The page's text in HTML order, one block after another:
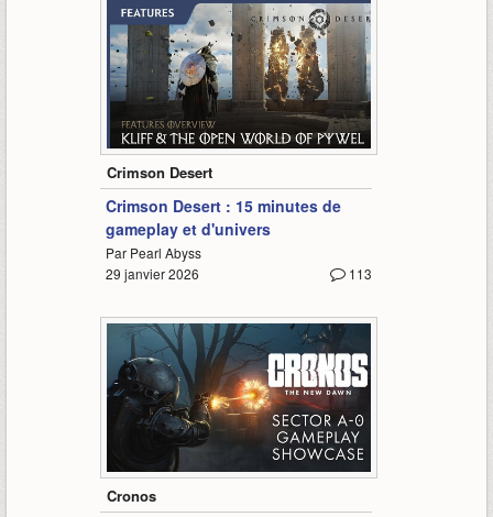
15:19
Crimson Desert
Crimson Desert : 15 minutes de
gameplay et d'univers
Par Pearl Abyss
113
29 janvier 2026
10:30
Cronos